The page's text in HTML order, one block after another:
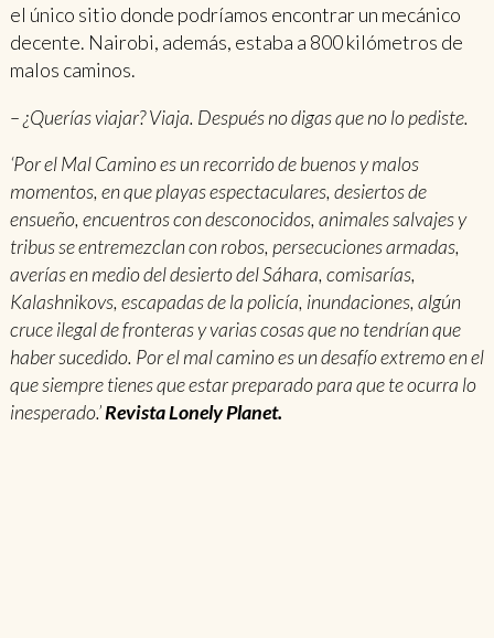
el único sitio donde podríamos encontrar un mecánico
decente. Nairobi, además, estaba a 800 kilómetros de
malos caminos.
– ¿Querías viajar? Viaja. Después no digas que no lo pediste.
‘Por el Mal Camino es un recorrido de buenos y malos
momentos, en que playas espectaculares, desiertos de
ensueño, encuentros con desconocidos, animales salvajes y
tribus se entremezclan con robos, persecuciones armadas,
averías en medio del desierto del Sáhara, comisarías,
Kalashnikovs, escapadas de la policía, inundaciones, algún
cruce ilegal de fronteras y varias cosas que no tendrían que
haber sucedido. Por el mal camino es un desafío extremo en el
que siempre tienes que estar preparado para que te ocurra lo
inesperado.’Revista Lonely Planet.